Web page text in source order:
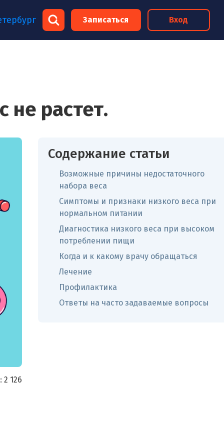
Записаться Вход
не растет.
2 126
Содержание статьи
Возможные причины недостаточного
набора веса
Симптомы и признаки низкого веса при
нормальном питании
Диагностика низкого веса при высоком
потреблении пищи
Когда и к какому врачу обращаться
Лечение
Профилактика
Ответы на часто задаваемые вопросы
×